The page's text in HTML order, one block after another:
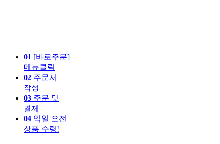
01 [바로주문]
메뉴클릭
02 주문서
작성
03 주문 및
결제
04 익일 오전
상품 수령!